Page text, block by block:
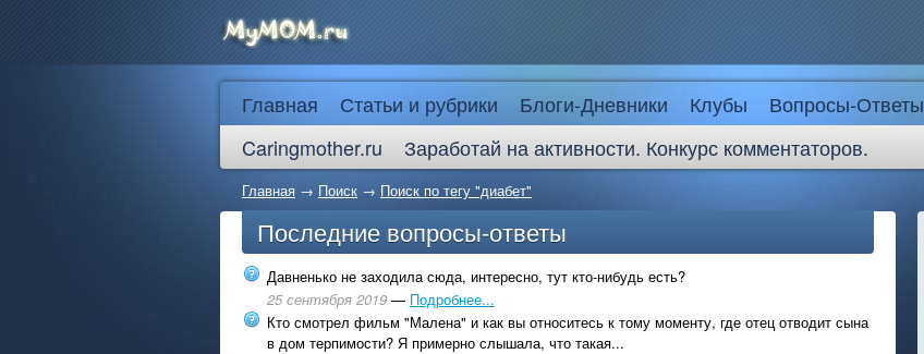
Главная Статьи и рубрики Блоги-Дневники Клубы Вопросы-Ответы
Caringmother.ru
Заработай на активности. Конкурс комментаторов.
Главная → Поиск → Поиск по тегу "диабет"
Последние вопросы-ответы
Давненько не заходила сюда, интересно, тут кто-нибудь есть?
25 сентября 2019 — Подробнее...
Кто смотрел фильм "Малена" и как вы относитесь к тому моменту, где отец отводит сына
в дом терпимости? Я примерно слышала, что такая...